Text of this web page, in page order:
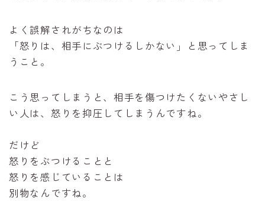
よく誤解されがちなのは
「怒りは、相手にぶつけるしかない」と思ってしま
うこと。
こう思ってしまうと、相手を傷つけたくないやさし
い人は、怒りを抑圧してしまうんですね。
だけど
怒りをぶつけることと
怒りを感じていることは
別物なんですね。